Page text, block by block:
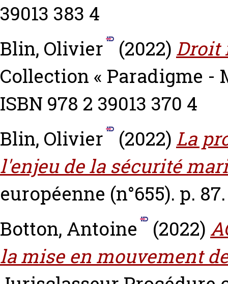
39013 383 4
Blin, Olivier
(2022) Droit
Collection « Paradigme -
ISBN 978 2 39013 370 4
Blin, Olivier
(2022) La
l'enjeu de la sécurité
européenne (n°655). p. 87.
Botton, Antoine
(2022)
la mise en mouvement